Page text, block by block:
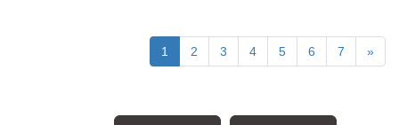
1 2 3 4 5 6 7 »